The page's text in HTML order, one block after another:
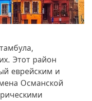
Этот район
еврейским и
Османской